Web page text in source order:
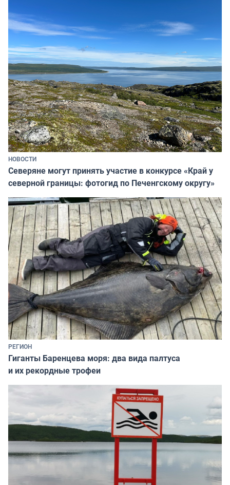
НОВОСТИ
Северяне могут принять участие в конкурсе «Край у
северной границы: фотогид по Печенгскому округу»
РЕГИОН
Гиганты Баренцева моря: два вида палтуса
и их рекордные трофеи